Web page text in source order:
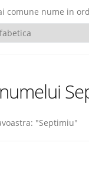
comune nume in
"Septimiu"